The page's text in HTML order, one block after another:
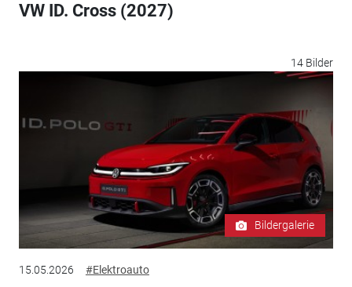
VW ID. Cross (2027)
14 Bilder
Bildergalerie
15.05.2026 #Elektroauto